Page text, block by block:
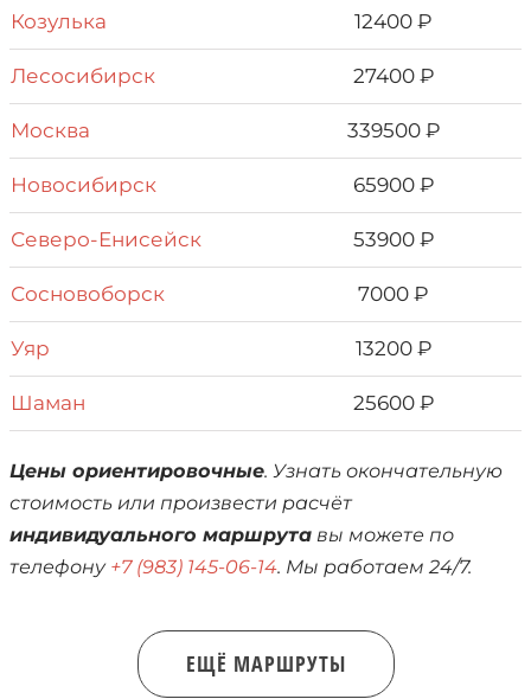
Козулька 12400 ₽
Лесосибирск 27400 ₽
Москва 339500 ₽
Новосибирск 65900 ₽
Северо-Енисейск 53900 ₽
Сосновоборск 7000 ₽
Уяр 13200 ₽
Шаман 25600 ₽
Цены ориентировочные. Узнать окончательную
стоимость или произвести расчёт
индивидуального маршрута вы можете по
телефону +7 (983) 145-06-14. Мы работаем 24/7.
ЕЩЁ МАРШРУТЫ